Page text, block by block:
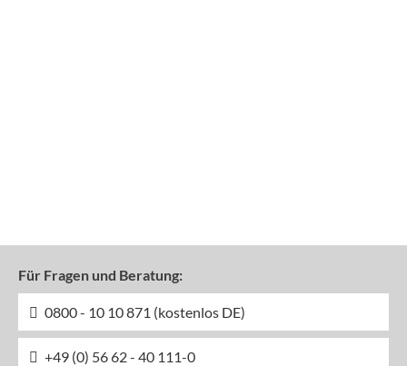
Für Fragen und Beratung:
0800 - 10 10 871 (kostenlos DE)
+49 (0) 56 62 - 40 111-0